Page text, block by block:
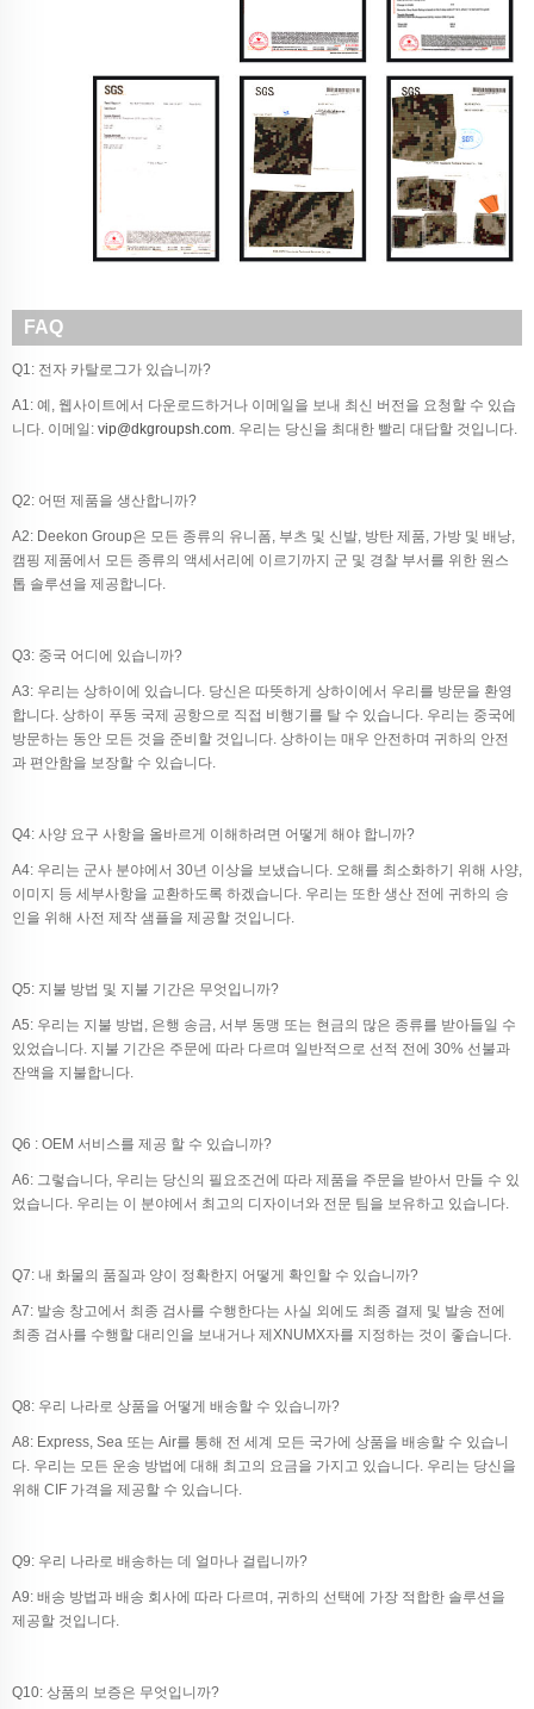
FAQ
Q1: 전자 카탈로그가 있습니까?
A1: 예, 웹사이트에서 다운로드하거나 이메일을 보내 최신 버전을 요청할 수 있습
니다. 이메일: vip@dkgroupsh.com. 우리는 당신을 최대한 빨리 대답할 것입니다.
Q2: 어떤 제품을 생산합니까?
A2: Deekon Group은 모든 종류의 유니폼, 부츠 및 신발, 방탄 제품, 가방 및 배낭,
캠핑 제품에서 모든 종류의 액세서리에 이르기까지 군 및 경찰 부서를 위한 원스
톱 솔루션을 제공합니다.
Q3: 중국 어디에 있습니까?
A3: 우리는 상하이에 있습니다. 당신은 따뜻하게 상하이에서 우리를 방문을 환영
합니다. 상하이 푸동 국제 공항으로 직접 비행기를 탈 수 있습니다. 우리는 중국에
방문하는 동안 모든 것을 준비할 것입니다. 상하이는 매우 안전하며 귀하의 안전
과 편안함을 보장할 수 있습니다.
Q4: 사양 요구 사항을 올바르게 이해하려면 어떻게 해야 합니까?
A4: 우리는 군사 분야에서 30년 이상을 보냈습니다. 오해를 최소화하기 위해 사양,
이미지 등 세부사항을 교환하도록 하겠습니다. 우리는 또한 생산 전에 귀하의 승
인을 위해 사전 제작 샘플을 제공할 것입니다.
Q5: 지불 방법 및 지불 기간은 무엇입니까?
A5: 우리는 지불 방법, 은행 송금, 서부 동맹 또는 현금의 많은 종류를 받아들일 수
있었습니다. 지불 기간은 주문에 따라 다르며 일반적으로 선적 전에 30% 선불과
잔액을 지불합니다.
Q6 : OEM 서비스를 제공 할 수 있습니까?
A6: 그렇습니다, 우리는 당신의 필요조건에 따라 제품을 주문을 받아서 만들 수 있
었습니다. 우리는 이 분야에서 최고의 디자이너와 전문 팀을 보유하고 있습니다.
Q7: 내 화물의 품질과 양이 정확한지 어떻게 확인할 수 있습니까?
A7: 발송 창고에서 최종 검사를 수행한다는 사실 외에도 최종 결제 및 발송 전에
최종 검사를 수행할 대리인을 보내거나 제XNUMX자를 지정하는 것이 좋습니다.
Q8: 우리 나라로 상품을 어떻게 배송할 수 있습니까?
A8: Express, Sea 또는 Air를 통해 전 세계 모든 국가에 상품을 배송할 수 있습니
다. 우리는 모든 운송 방법에 대해 최고의 요금을 가지고 있습니다. 우리는 당신을
위해 CIF 가격을 제공할 수 있습니다.
Q9: 우리 나라로 배송하는 데 얼마나 걸립니까?
A9: 배송 방법과 배송 회사에 따라 다르며, 귀하의 선택에 가장 적합한 솔루션을
제공할 것입니다.
Q10: 상품의 보증은 무엇입니까?